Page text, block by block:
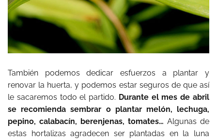
También podemos dedicar esfuerzos a plantar y
renovar la huerta, y podemos estar seguros de que así
le sacaremos todo el partido. Durante el mes de abril
se recomienda sembrar o plantar melón, lechuga,
pepino, calabacín, berenjenas, tomates… Algunas de
estas hortalizas agradecen ser plantadas en la luna